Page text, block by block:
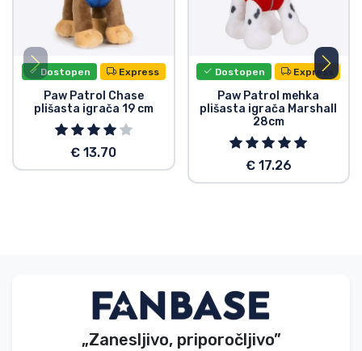
Dostopen Express
Paw Patrol Chase
plišasta igrača 19 cm
€ 13.70
Dostopen Express
Paw Patrol mehka
plišasta igrača Marshall
28cm
€ 17.26
„Zanesljivo, priporočljivo”